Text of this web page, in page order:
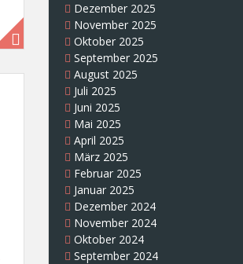
Dezember 2025
November 2025
Oktober 2025
September 2025
August 2025
Juli 2025
Juni 2025
Mai 2025
April 2025
März 2025
Februar 2025
Januar 2025
Dezember 2024
November 2024
Oktober 2024
September 2024